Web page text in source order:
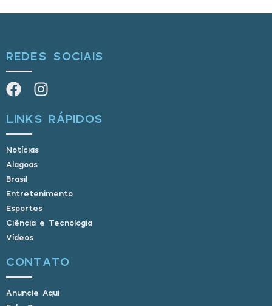
REDES SOCIAIS
LINKS RÁPIDOS
Notícias
Alagoas
Brasil
Entretenimento
Esportes
Ciência e Tecnologia
Vídeos
CONTATO
Anuncie Aqui